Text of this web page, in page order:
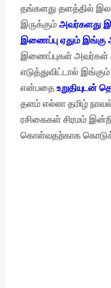
தங்களது தளத்தில்
இருக்கும் அவர்களது
இணைப்பு ஏதும் இங்கு
இணைப்புகள் அவர்கள்
எடுத்துவிட்டால்
என்பதை உறுதியுடன்
தளம் எல்லா தமிழ்
ரசிகைகள் சிரமம்
கொள்வதற்காக